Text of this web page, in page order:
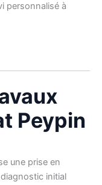
personnalisé à
Peypin
une prise en
initial